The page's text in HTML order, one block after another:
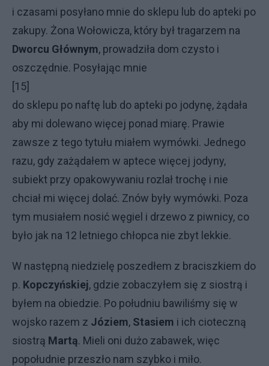
i czasami posyłano mnie do sklepu lub do apteki po
zakupy. Żona Wołowicza, który był tragarzem na
Dworcu Głównym, prowadziła dom czysto i
oszczędnie. Posyłając mnie
[15]
do sklepu po naftę lub do apteki po jodynę, żądała
aby mi dolewano więcej ponad miarę. Prawie
zawsze z tego tytułu miałem wymówki. Jednego
razu, gdy zażądałem w aptece więcej jodyny,
subiekt przy opakowywaniu rozlał trochę i nie
chciał mi więcej dolać. Znów były wymówki. Poza
tym musiałem nosić węgiel i drzewo z piwnicy, co
było jak na 12 letniego chłopca nie zbyt lekkie.
W następną niedzielę poszedłem z braciszkiem do
p. Kopczyńskiej, gdzie zobaczyłem się z siostrą i
byłem na obiedzie. Po południu bawiliśmy się w
wojsko razem z Józiem, Stasiem i ich cioteczną
siostrą Martą. Mieli oni dużo zabawek, więc
popołudnie przeszło nam szybko i miło.